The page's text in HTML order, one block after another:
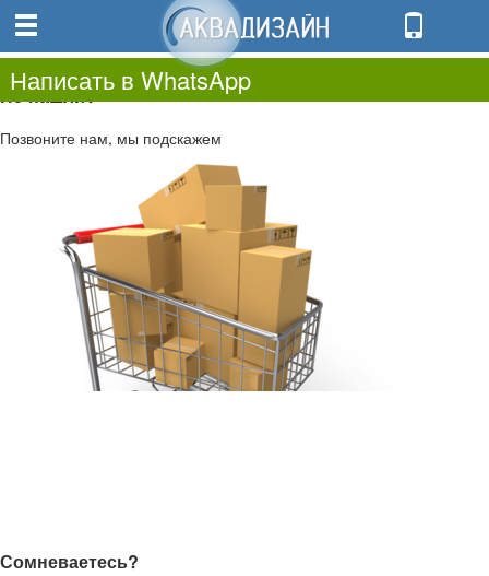
0.00
0
Не нашли?
Позвоните нам, мы подскажем
Сомневаетесь?
Написать в WhatsApp